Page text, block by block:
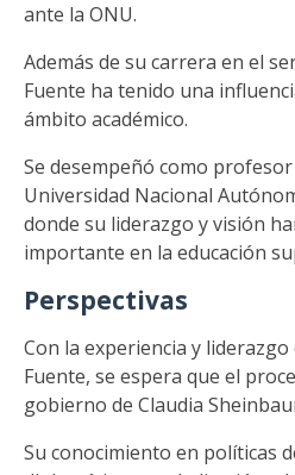
ante la ONU.
Además de su carrera en el
Fuente ha tenido una
ámbito académico.
Se desempeñó como
Universidad Nacional
donde su liderazgo y visión
importante en la educación
Perspectivas
Con la experiencia y liderazgo
Fuente, se espera que el
gobierno de Claudia
Su conocimiento en políticas